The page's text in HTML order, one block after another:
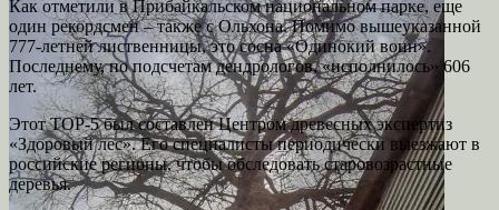
Как отметили в Прибайкальском национальном парке, еще
один рекордсмен – также с Ольхона. Помимо вышеуказанной
777-летней лиственницы, это сосна «Одинокий воин».
Последнему, по подсчетам дендрологов, «исполнилось» 606
лет.
Этот ТОР-5 был составлен Центром древесных экспертиз
«Здоровый лес». Его специалисты периодически выезжают в
российские регионы, чтобы обследовать старовозрастные
деревья.